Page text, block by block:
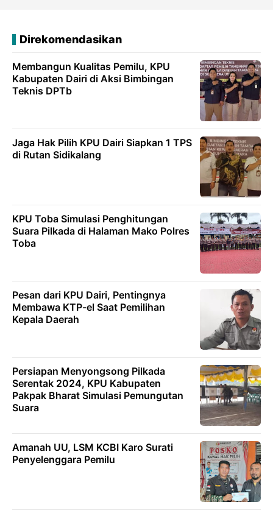
Direkomendasikan
Membangun Kualitas Pemilu, KPU
Kabupaten Dairi di Aksi Bimbingan
Teknis DPTb
Jaga Hak Pilih KPU Dairi Siapkan 1 TPS
di Rutan Sidikalang
KPU Toba Simulasi Penghitungan
Suara Pilkada di Halaman Mako Polres
Toba
Pesan dari KPU Dairi, Pentingnya
Membawa KTP-el Saat Pemilihan
Kepala Daerah
Persiapan Menyongsong Pilkada
Serentak 2024, KPU Kabupaten
Pakpak Bharat Simulasi Pemungutan
Suara
Amanah UU, LSM KCBI Karo Surati
Penyelenggara Pemilu